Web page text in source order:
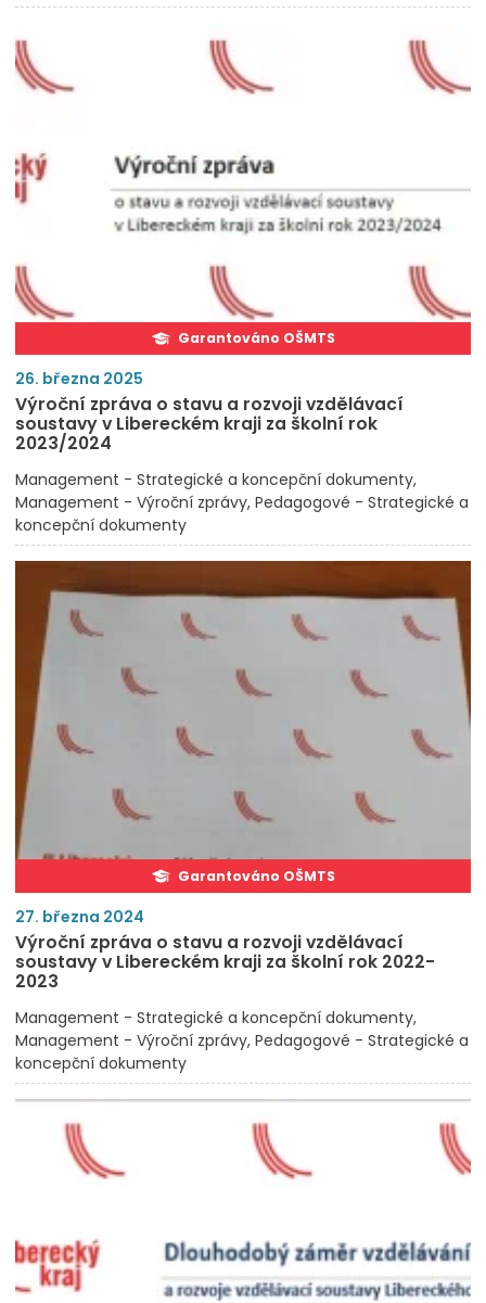
Garantováno OŠMTS
26. března 2025
Výroční zpráva o stavu a rozvoji vzdělávací
soustavy v Libereckém kraji za školní rok
2023/2024
Management - Strategické a koncepční dokumenty
Management - Výroční zprávy Pedagogové - Strategické a
koncepční dokumenty
Garantováno OŠMTS
27. března 2024
Výroční zpráva o stavu a rozvoji vzdělávací
soustavy v Libereckém kraji za školní rok 2022-
2023
Management - Strategické a koncepční dokumenty
Management - Výroční zprávy Pedagogové - Strategické a
koncepční dokumenty